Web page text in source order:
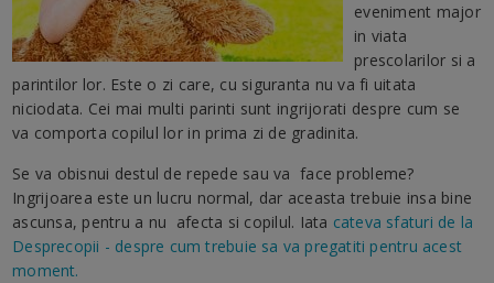
eveniment major
in viata
prescolarilor si a
parintilor lor. Este o zi care, cu siguranta nu va fi uitata
niciodata. Cei mai multi parinti sunt ingrijorati despre cum se
va comporta copilul lor in prima zi de gradinita.
Se va obisnui destul de repede sau va face probleme?
Ingrijoarea este un lucru normal, dar aceasta trebuie insa bine
ascunsa, pentru a nu afecta si copilul. Iata cateva sfaturi de la
Desprecopii - despre cum trebuie sa va pregatiti pentru acest
moment.